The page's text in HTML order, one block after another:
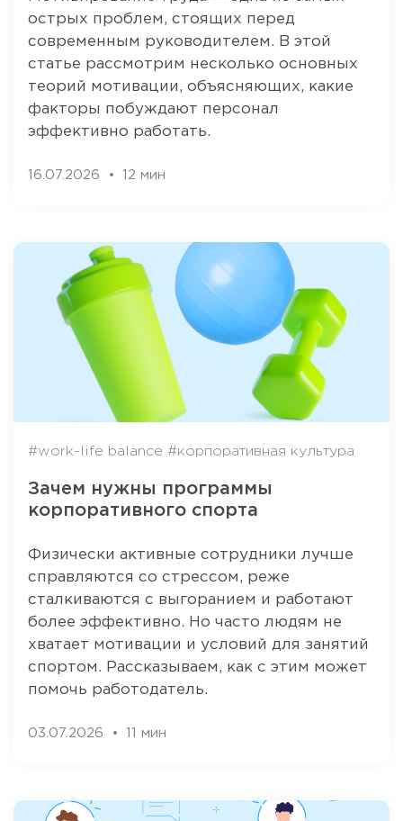
острых проблем, стоящих перед
современным руководителем. В этой
статье рассмотрим несколько основных
теорий мотивации, объясняющих, какие
факторы побуждают персонал
эффективно работать.
16.07.2026 12 мин
#work-life balance #корпоративная культура
Зачем нужны программы
корпоративного спорта
Физически активные сотрудники лучше
справляются со стрессом, реже
сталкиваются с выгоранием и работают
более эффективно. Но часто людям не
хватает мотивации и условий для занятий
спортом. Рассказываем, как с этим может
помочь работодатель.
03.07.2026 11 мин